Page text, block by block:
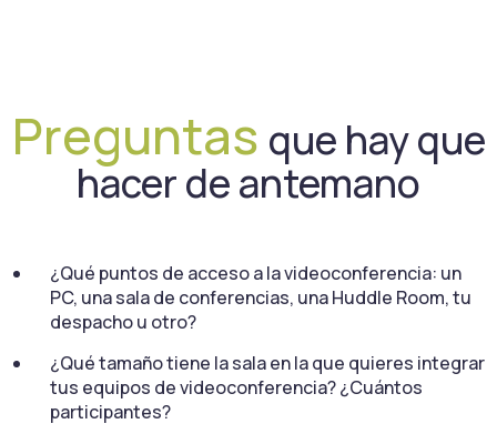
Preguntas que hayque
hacer de antemano
¿Qué puntos de acceso a la videoconferencia: un
PC, una sala de conferencias, una Huddle Room, tu
despacho u otro?
¿Qué tamaño tiene la sala en la que quieres integrar
tus equipos de videoconferencia? ¿Cuántos
participantes?